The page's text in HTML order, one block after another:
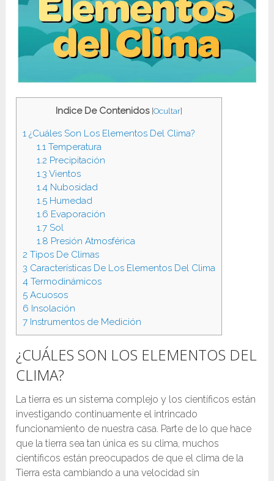
Indice De Contenidos [Ocultar]
1 ¿Cuáles Son Los Elementos Del Clima?
1.1Temperatura
1.2 Precipitación
1.3 Vientos
1.4Nubosidad
1.5Humedad
1.6 Evaporación
1.7Sol
1.8 Presión Atmosférica
2 Tipos De Climas
3 Características De Los Elementos Del Clima
4 Termodinámicos
5 Acuosos
6 Insolación
7 Instrumentos de Medición
¿CUÁLES SON LOS ELEMENTOS DEL
CLIMA?
La tierra es un sistema complejo y los científicos están
investigando continuamente el intrincado
funcionamiento de nuestra casa. Parte de lo que hace
que la tierra sea tan única es su clima, muchos
científicos están preocupados de que el clima de la
Tierra esta cambiando a una velocidad sin